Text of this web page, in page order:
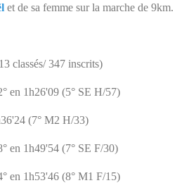
et de sa femme sur la marche de 9km.
classés/ 347 inscrits)
en 1h26'09 (5° SE H/57)
(7° M2 H/33)
en 1h49'54 (7° SE F/30)
en 1h53'46 (8° M1 F/15)